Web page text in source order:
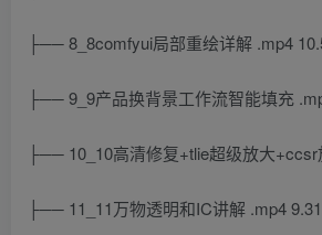
├── 8_8comfyui局部重绘详解 .mp4
├── 9_9产品换背景工作流智能填充
├── 10_10高清修复+tlie超级放大+ccsr
├── 11_11万物透明和IC讲解 .mp4